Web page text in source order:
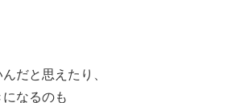
だと思えたり、
なるのも